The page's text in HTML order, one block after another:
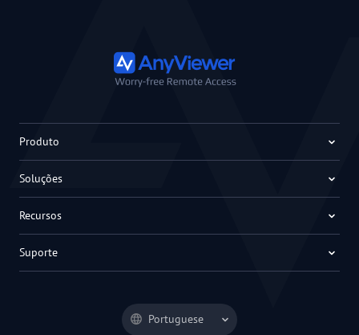
Portuguese
Produto
Soluções
Recursos
Suporte